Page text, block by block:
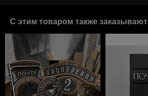
С этим товаром также заказывают